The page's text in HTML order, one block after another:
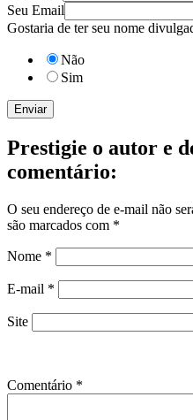
Seu Email
Gostaria de ter seu nome
Não
Sim
Enviar
Prestigie o autor e
comentário:
O seu endereço de e-mail não
são marcados com *
Nome *
E-mail *
Site
Comentário *